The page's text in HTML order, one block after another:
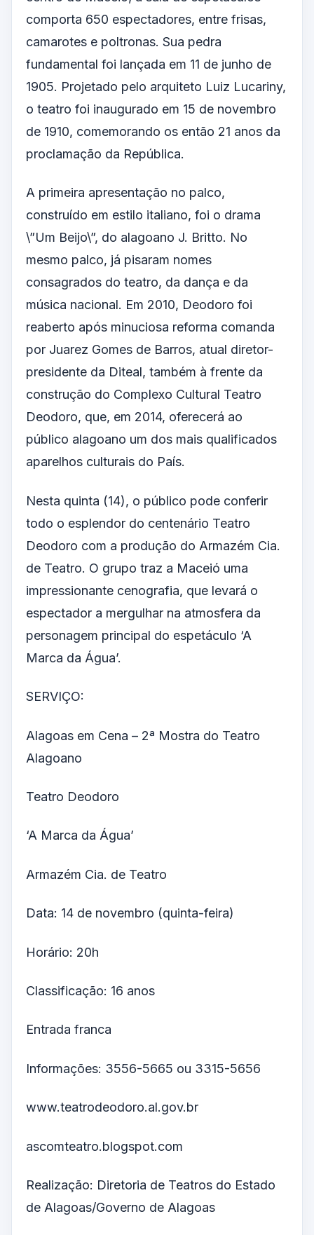
comporta 650 espectadores, entre frisas,
camarotes e poltronas. Sua pedra
fundamental foi lançada em 11 de junho de
1905. Projetado pelo arquiteto Luiz Lucariny,
o teatro foi inaugurado em 15 de novembro
de 1910, comemorando os então 21 anos da
proclamação da República.
A primeira apresentação no palco,
construído em estilo italiano, foi o drama
\”Um Beijo\”, do alagoano J. Britto. No
mesmo palco, já pisaram nomes
consagrados do teatro, da dança e da
música nacional. Em 2010, Deodoro foi
reaberto após minuciosa reforma comanda
por Juarez Gomes de Barros, atual diretor-
presidente da Diteal, também à frente da
construção do Complexo Cultural Teatro
Deodoro, que, em 2014, oferecerá ao
público alagoano um dos mais qualificados
aparelhos culturais do País.
Nesta quinta (14), o público pode conferir
todo o esplendor do centenário Teatro
Deodoro com a produção do Armazém Cia.
de Teatro. O grupo traz a Maceió uma
impressionante cenografia, que levará o
espectador a mergulhar na atmosfera da
personagem principal do espetáculo ‘A
Marca da Água’.
SERVIÇO:
Alagoas em Cena – 2ª Mostra do Teatro
Alagoano
Teatro Deodoro
‘A Marca da Água’
Armazém Cia. de Teatro
Data: 14 de novembro (quinta-feira)
Horário: 20h
Classificação: 16 anos
Entrada franca
Informações: 3556-5665 ou 3315-5656
www.teatrodeodoro.al.gov.br
ascomteatro.blogspot.com
Realização: Diretoria de Teatros do Estado
de Alagoas/Governo de Alagoas